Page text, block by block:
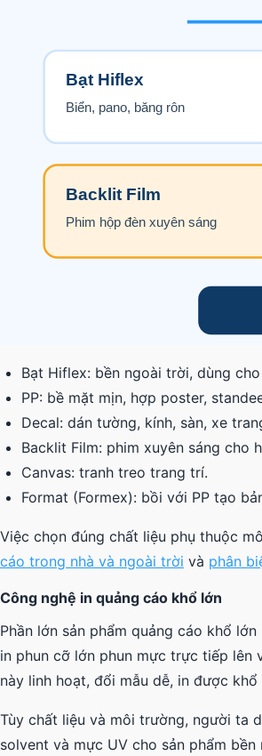
Bạt Hiflex: bền ngoài trời, dùng
PP: bề mặt mịn, hợp poster,
Decal: dán tường, kính, sàn, xe
Backlit Film: phim xuyên sáng cho
Canvas: tranh treo trang trí.
Format (Formex): bồi với PP tạo
Việc chọn đúng chất liệu phụ thuộc
cáo trong nhà và ngoài trời và phân
Công nghệ in quảng cáo khổ lớn
Phần lớn sản phẩm quảng cáo khổ
in phun cỡ lớn phun mực trực tiếp lên
này linh hoạt, đổi mẫu dễ, in được
Tùy chất liệu và môi trường, người ta
solvent và mực UV cho sản phẩm